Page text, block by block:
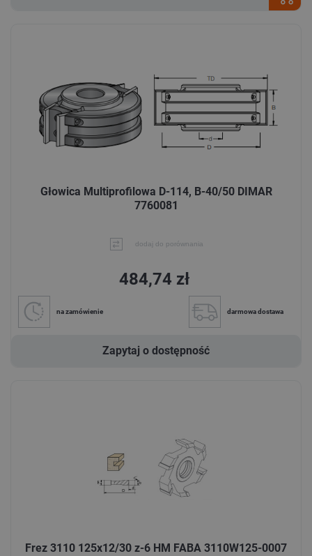
Głowica Multiprofilowa D-114, B-40/50 DIMAR
7760081
dodaj do porównania
484,74 zł
na zamówienie darmowa dostawa
Zapytaj o dostępność
Frez 3110 125x12/30 z-6 HM FABA 3110W125-0007